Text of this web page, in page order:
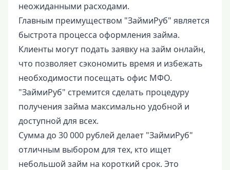
неожиданными расходами.
Главным преимуществом "ЗаймиРуб" является
быстрота процесса оформления займа.
Клиенты могут подать заявку на займ онлайн,
что позволяет сэкономить время и избежать
необходимости посещать офис МФО.
"ЗаймиРуб" стремится сделать процедуру
получения займа максимально удобной и
доступной для всех.
Сумма до 30 000 рублей делает "ЗаймиРуб"
отличным выбором для тех, кто ищет
небольшой займ на короткий срок. Это